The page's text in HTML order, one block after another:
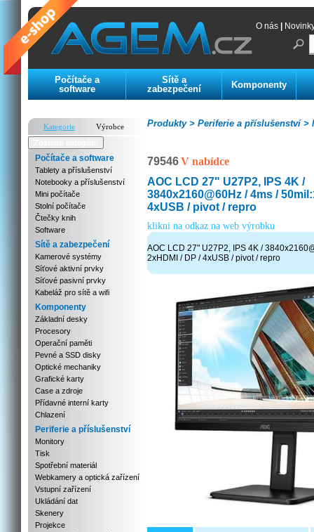
O nás
Počítače a
software
Sítě a
zabezpečení
Komponenty
Kategorie
Výrobce
Počítače a software
Tablety a příslušenství
Notebooky a příslušenství
Mini počítače
Stolní počítače
Čtečky knih
Software
Sítě a zabezpečení
Kamerové systémy
Síťové aktivní prvky
Síťové pasivní prvky
Kabeláž pro sítě a wifi
Komponenty
Základní desky
Procesory
Operační paměti
Pevné a SSD disky
Optické mechaniky
Grafické karty
Case a zdroje
Přídavné interní karty
Chlazení
Periferie a příslušenství
Monitory
Tisk
Spotřební materiál
Webkamery a optická zařízení
Vstupní zařízení
Ukládání dat
Skenery
Projekce
Periferie a příslušenství >
Produkty >
79546V nabídce
AOC LCD 27" U27P2, IPS 4K /
3840x2160@60Hz / 4ms /
4xUSB / pivot / repro
klikni na odkaz na web výrobku
AOC LCD 27" U27P2, IPS 4K /
2xHDMI / DP / 4xUSB / pivot / repro